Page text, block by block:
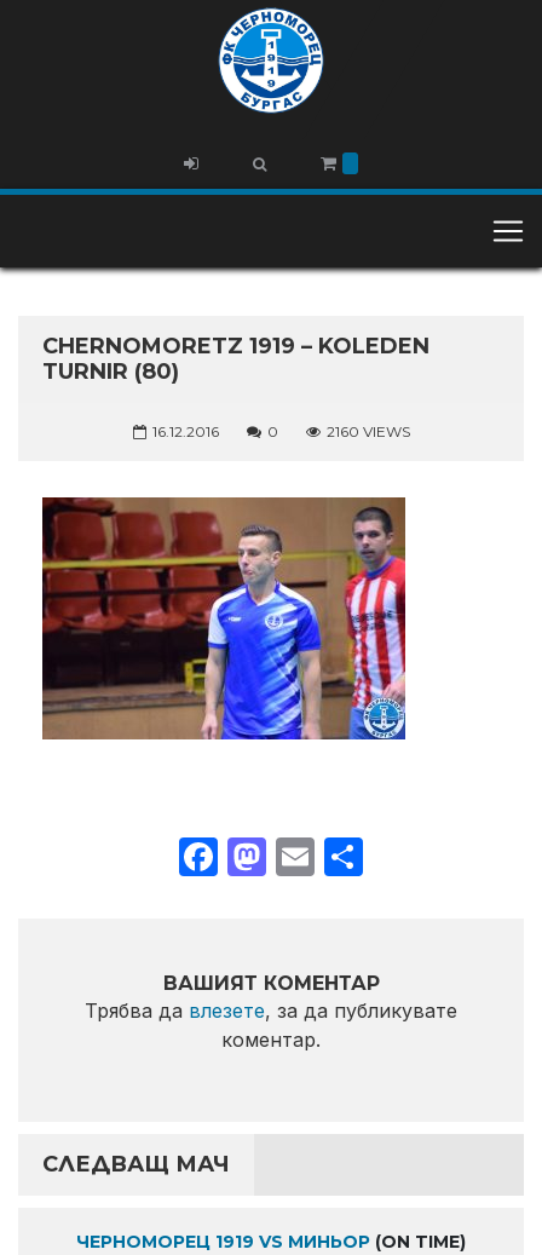
CHERNOMORETZ 1919 – KOLEDEN
TURNIR (80)
16.12.2016 0 2160 VIEWS
Facebook
Mastodon
Email
ВАШИЯТ КОМЕНТАР
Трябва да влезете, за да публикувате
коментар.
СЛЕДВАЩ МАЧ
ЧЕРНОМОРЕЦ 1919 VS МИНЬОР (ON TIME)